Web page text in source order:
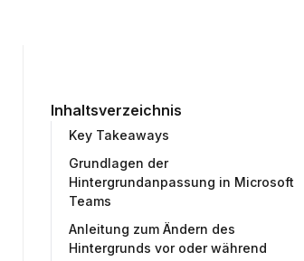
Inhaltsverzeichnis
Key Takeaways
Grundlagen der
Hintergrundanpassung in Microsoft
Teams
Anleitung zum Ändern des
Hintergrunds vor oder während